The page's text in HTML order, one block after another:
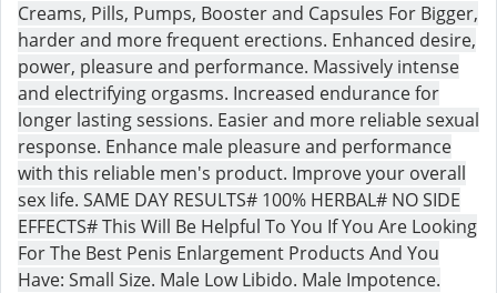
Creams, Pills, Pumps, Booster and Capsules For Bigger,
harder and more frequent erections. Enhanced desire,
power, pleasure and performance. Massively intense
and electrifying orgasms. Increased endurance for
longer lasting sessions. Easier and more reliable sexual
response. Enhance male pleasure and performance
with this reliable men's product. Improve your overall
sex life. SAME DAY RESULTS# 100% HERBAL# NO SIDE
EFFECTS# This Will Be Helpful To You If You Are Looking
For The Best Penis Enlargement Products And You
Have: Small Size. Male Low Libido. Male Impotence.